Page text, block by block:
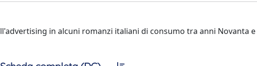
in alcuni romanzi italiani di consumo tra anni Novanta e